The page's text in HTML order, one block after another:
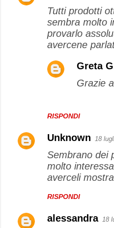
Tutti prodotti
sembra molto
provarlo
avercene
RISPONDI
Greta
Grazie
Unknown 18
Sembrano dei
molto
averceli
RISPONDI
alessandra 18